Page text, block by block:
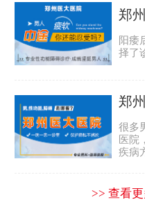
郑
阳痿
择了
郑
很多
医院
疾病
>> 查看